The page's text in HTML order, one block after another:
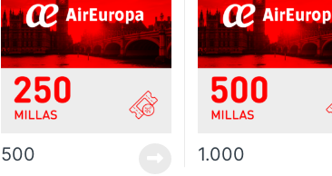
500 1.000